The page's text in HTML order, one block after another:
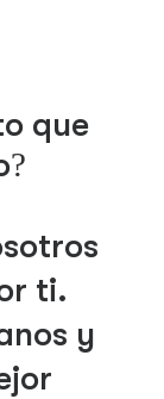
que
ti.
y